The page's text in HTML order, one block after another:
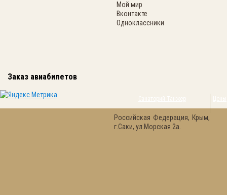
Мой мир
Вконтакте
Одноклассники
Заказ авиабилетов
Российская Федерация, Крым,
г.Саки, ул.Морская 2а.